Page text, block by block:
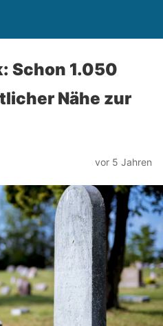
Schon 1.050
Nähe zur
vor 5 Jahren